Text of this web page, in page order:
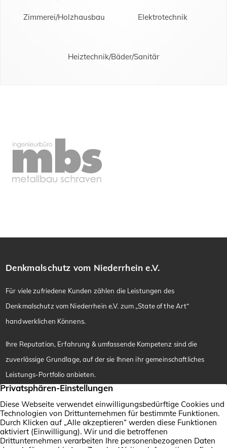
Zimmerei/Holzhausbau Elektrotechnik
Heiztechnik/Bäder/Sanitär
Denkmalschutz vom Niederrhein e.V.
Für viele zufriedene Kunden zählen die Leistungen des
Denkmalschutz vom Niederrhein e.V. zum „State of the Art“
handwerklichen Könnens.
Ihre Reputation, Erfahrung & umfassende Kompetenz sind die
zuverlässige Grundlage, auf der sie Ihnen ihr gemeinschaftliches
Leistungs-Portfolio anbieten.
Heinrich Vißer
Robert-Bosch-Str. 9
Niederrhein
Mitgliedsbetriebe